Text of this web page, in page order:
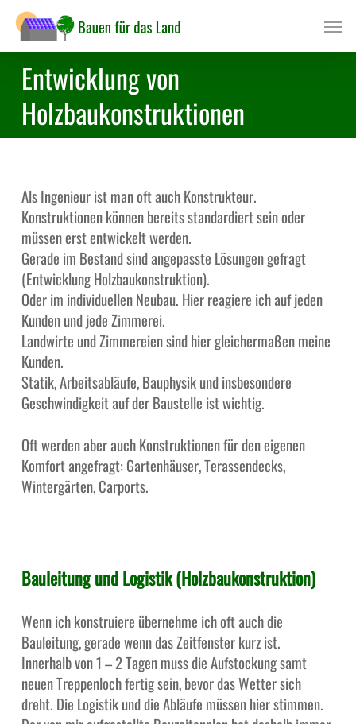
Skip
main
contentEntwicklung von
Holzbaukonstruktionen
Als Ingenieur ist man oft auch Konstrukteur.
Konstruktionen können bereits standardiert sein oder
müssen erst entwickelt werden.
Gerade im Bestand sind angepasste Lösungen gefragt
(Entwicklung Holzbaukonstruktion).
Oder im individuellen Neubau. Hier reagiere ich auf jeden
Kunden und jede Zimmerei.
Landwirte und Zimmereien sind hier gleichermaßen meine
Kunden.
Statik, Arbeitsabläufe, Bauphysik und insbesondere
Geschwindigkeit auf der Baustelle ist wichtig.
Oft werden aber auch Konstruktionen für den eigenen
Komfort angefragt: Gartenhäuser, Terassendecks,
Wintergärten, Carports.
Bauleitung und Logistik (Holzbaukonstruktion)
Wenn ich konstruiere übernehme ich oft auch die
Bauleitung, gerade wenn das Zeitfenster kurz ist.
Innerhalb von 1 – 2 Tagen muss die Aufstockung samt
neuen Treppenloch fertig sein, bevor das Wetter sich
dreht. Die Logistik und die Abläufe müssen hier stimmen.